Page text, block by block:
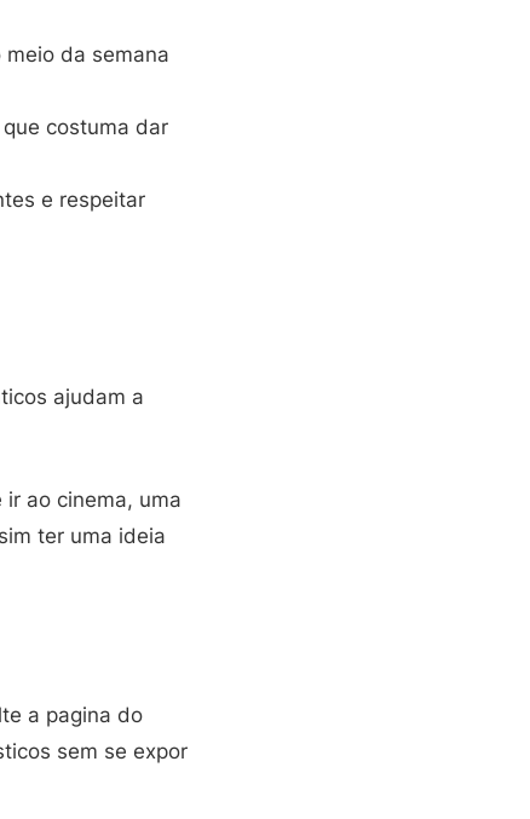
da semana
costuma dar
e respeitar
ajudam a
ao cinema, uma
ter uma ideia
a pagina do
sem se expor